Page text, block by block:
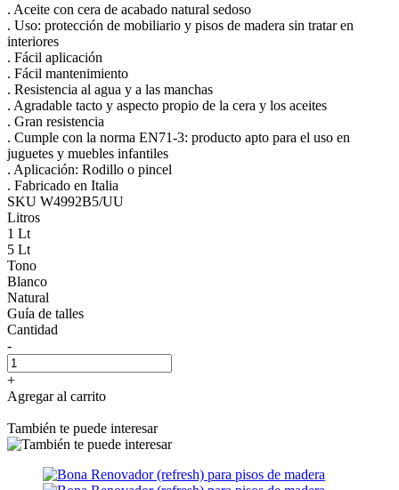
. Aceite con cera de acabado natural sedoso
. Uso: protección de mobiliario y pisos de madera sin tratar en
interiores
. Fácil aplicación
. Fácil mantenimiento
. Resistencia al agua y a las manchas
. Agradable tacto y aspecto propio de la cera y los aceites
. Gran resistencia
. Cumple con la norma EN71-3: producto apto para el uso en
juguetes y muebles infantiles
. Aplicación: Rodillo o pincel
. Fabricado en Italia
SKU W4992B5/UU
Litros
1 Lt
5 Lt
Tono
Blanco
Natural
Guía de talles
Cantidad
-
+
Agregar al carrito
También te puede interesar